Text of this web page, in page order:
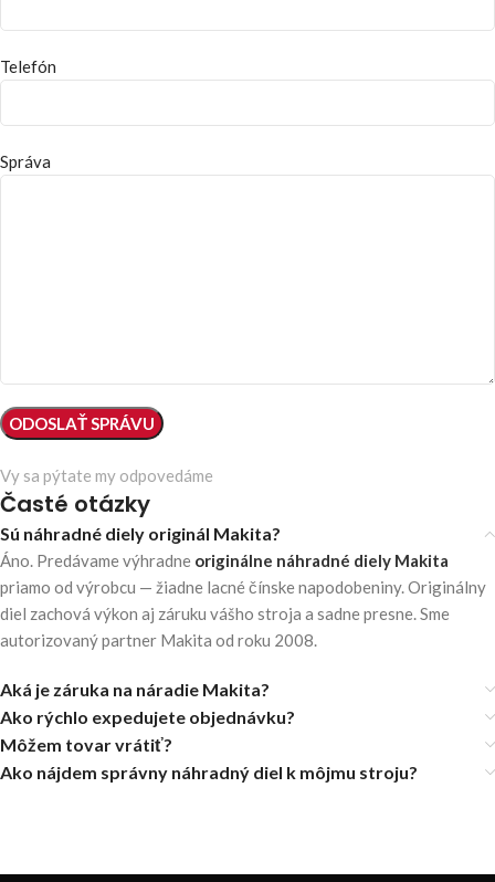
Vy sa pýtate my odpovedáme
Časté otázky
Sú náhradné diely originál Makita?
Áno. Predávame výhradne originálne náhradné diely Makita
priamo od výrobcu — žiadne lacné čínske napodobeniny. Originálny
diel zachová výkon aj záruku vášho stroja a sadne presne. Sme
autorizovaný partner Makita od roku 2008.
Aká je záruka na náradie Makita?
Ako rýchlo expedujete objednávku?
Môžem tovar vrátiť?
Ako nájdem správny náhradný diel k môjmu stroju?
Telefón
Správa